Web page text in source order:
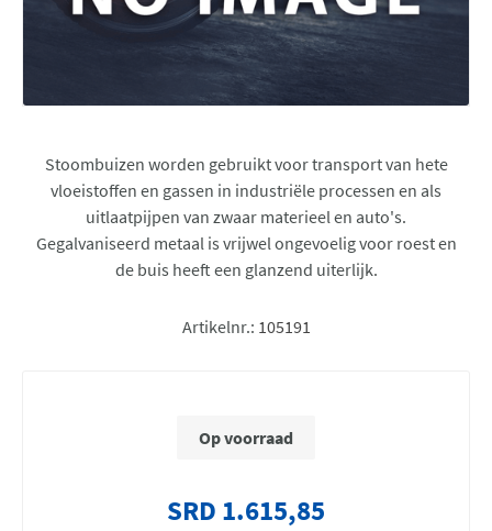
Stoombuizen worden gebruikt voor transport van hete
vloeistoffen en gassen in industriële processen en als
uitlaatpijpen van zwaar materieel en auto's.
Gegalvaniseerd metaal is vrijwel ongevoelig voor roest en
de buis heeft een glanzend uiterlijk.
Artikelnr.: 105191
Op voorraad
SRD 1.615,85